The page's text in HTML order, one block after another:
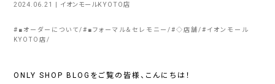
2024.06.21 | イオンモールKYOTO店
# ■オーダーについて # ■フォーマル＆セレモニー #◇店舗 # イオンモール
KYOTO店
ONLY SHOP BLOGをご覧の皆様、こんにちは！